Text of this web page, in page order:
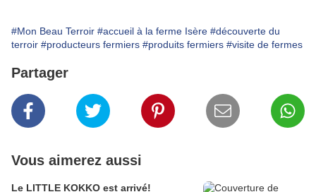
#Mon Beau Terroir #accueil à la ferme Isère #découverte du
terroir #producteurs fermiers #produits fermiers #visite de fermes
Partager
Vous aimerez aussi
Le LITTLE KOKKO est arrivé!